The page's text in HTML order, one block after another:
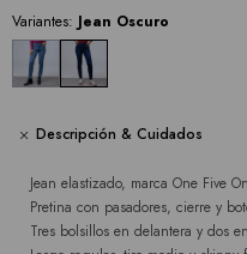
Variantes: Jean Oscuro
Descripción & Cuidados
Jean elastizado, marca One Five
Pretina con pasadores, cierre y
Tres bolsillos en delantera y dos